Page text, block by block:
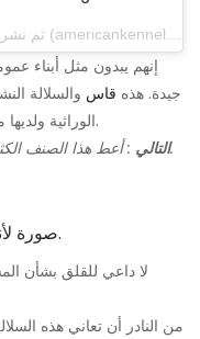
تم
إنهم يبدون مثل أبناء
جيدة. هذه قاس والسلالة
الوراثية ولديها متوسط ​​عمر متوقع طويل وخالٍ من الأمراض.
التالي : أعط هذا الصنف ممارسة الرياضة وسيبقى بصحة جيدة.
لا داعي للقلق بشأن
من النادر أن تعاني هذه